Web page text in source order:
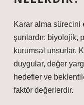
Karar alma sürecini
şunlardır: biyolojik,
kurumsal unsurlar.
duygular, değer
hedefler ve
faktör değerlerdir.